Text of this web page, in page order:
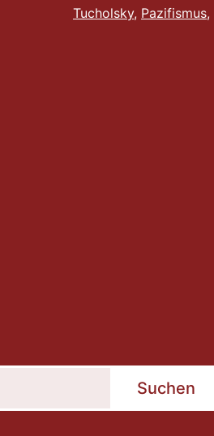
Tucholsky, Pazifismus,
Suchen